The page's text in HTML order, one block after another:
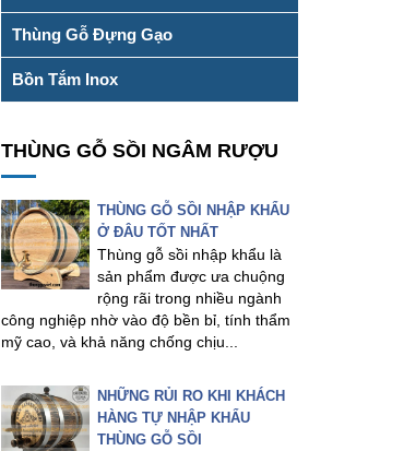
Thùng Gỗ Đựng Gạo
Bồn Tắm Inox
THÙNG GỖ SỒI NGÂM RƯỢU
THÙNG GỖ SỒI NHẬP KHẨU
Ở ĐÂU TỐT NHẤT
Thùng gỗ sồi nhập khẩu là
sản phẩm được ưa chuộng
rộng rãi trong nhiều ngành
công nghiệp nhờ vào độ bền bỉ, tính thẩm
mỹ cao, và khả năng chống chịu...
NHỮNG RỦI RO KHI KHÁCH
HÀNG TỰ NHẬP KHẨU
THÙNG GỖ SỒI